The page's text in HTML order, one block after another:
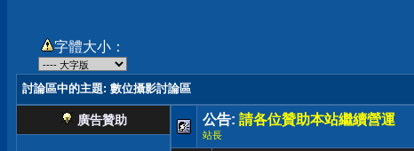
字體大小：
討論區中的主題: 數位攝影討論區
廣告贊助 公告: 請各位贊助本站繼續營運
站長